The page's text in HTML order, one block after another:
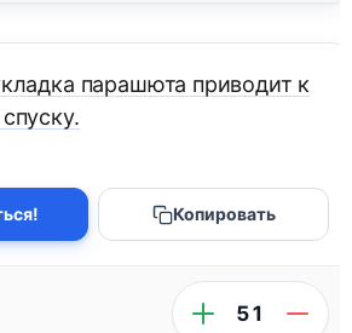
парашюта приводит к
Копировать
51